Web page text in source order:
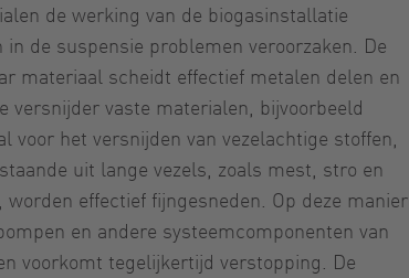
de werking van de biogasinstallatie
de suspensie problemen veroorzaken. De
materiaal scheidt effectief metalen delen en
versnijder vaste materialen, bijvoorbeeld
voor het versnijden van vezelachtige stoffen,
uit lange vezels, zoals mest, stro en
effectief fijngesneden. Op deze manier
en andere systeemcomponenten van
voorkomt tegelijkertijd verstopping. De